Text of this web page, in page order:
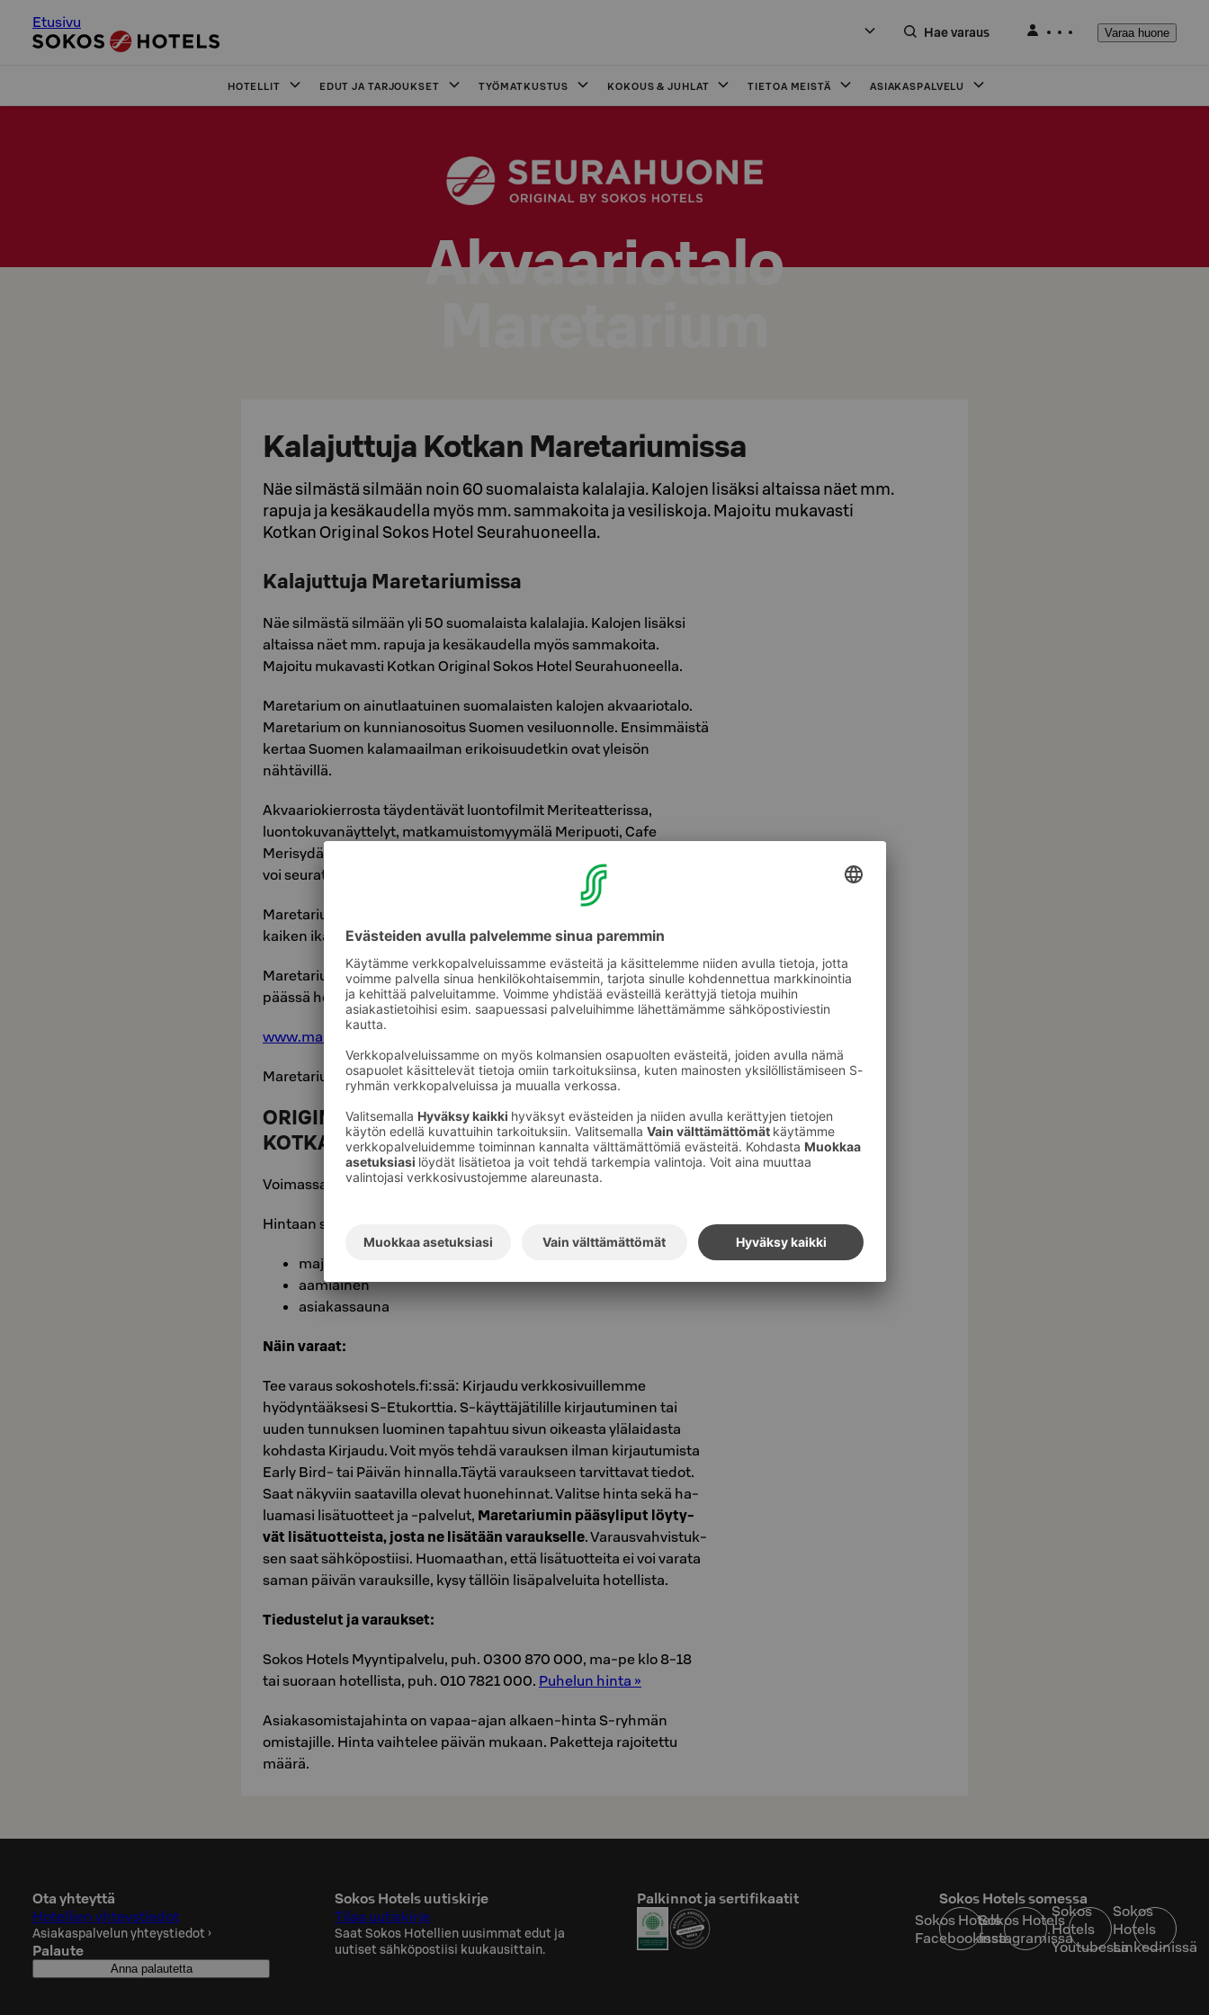
Etusivu
Hae varaus Varaa huone
HOTELLIT EDUT JA TARJOUKSET TYÖMATKUSTUS KOKOUS & JUHLAT TIETOA MEISTÄ ASIAKASPALVELU
Akvaariotalo
Kalajuttuja Kotkan Maretariumissa
Näe silmästä silmään noin 60 suomalaista kalalajia. Kalojen lisäksi altaissa näet mm.
rapuja ja kesäkaudella myös mm. sammakoita ja vesiliskoja. Majoitu mukavasti
Kotkan Original Sokos Hotel Seurahuoneella.
Kalajuttuja Maretariumissa
Näe silmästä silmään yli 50 suomalaista kalalajia. Kalojen lisäksi
altaissa näet mm. rapuja ja kesäkaudella myös sammakoita.
Majoitu mukavasti Kotkan Original Sokos Hotel Seurahuoneella.
Maretarium on ainutlaatuinen suomalaisten kalojen akvaariotalo.
Maretarium on kunnianosoitus Suomen vesiluonnolle. Ensimmäistä
kertaa Suomen kalamaailman erikoisuudetkin ovat yleisön
nähtävillä.
Akvaariokierrosta täydentävät luontofilmit Meriteatterissa,
luontokuvanäyttelyt, matkamuistomyymälä Meripuoti, Cafe
Merisydän sekä tehtävät luontokoululuokassa. Kalojen ruokintaa
voi seurata päivittäin klo 15.
Maretariumissa käynti on viihtymistä, nauttimista ja oppimista
kaiken ikäisille.
Maretarium sijaitsee meren rannalla Kotkan Sapokassa 700 m
päässä hotellista.
www.​maretarium.​fi
Ma­re­ta­riu­min au­kio­loa­jatwww.​maretarium.​fi
ORIGINAL SOKOS HOTEL SEURAHUONE,
KOTKA
Voimassa 1.1.-31.12.2026
Hin­taan si­säl­tyy:
majoitus
aamiainen
asiakassauna
Näin va­raat:
Tee varaus sokoshotels.fi:ssä: Kirjaudu verkkosivuillemme
hyödyntääksesi S-Etukorttia. S-käyttäjätilille kirjautuminen tai
uuden tunnuksen luominen tapahtuu sivun oikeasta ylälaidasta
kohdasta Kirjaudu. Voit myös tehdä varauksen ilman kirjautumista
Early Bird- tai Päivän hinnalla.Täytä va­rauk­seen tar­vit­ta­vat tie­dot.
Saat nä­ky­viin saa­ta­vil­la ole­vat huo­ne­hin­nat. Va­lit­se hinta sekä ha­
lua­ma­si li­sä­tuot­teet ja -pal­ve­lut, Ma­re­ta­riu­min pää­sy­li­put löy­ty­
vät li­sä­tuot­teis­ta, josta ne li­sä­tään va­rauk­sel­le. Va­raus­vah­vis­tuk­
sen saat säh­kö­pos­tii­si. Huo­maat­han, että li­sä­tuot­tei­ta ei voi va­ra­ta
saman päi­vän va­rauk­sil­le, kysy täl­löin li­sä­pal­ve­lui­ta ho­tel­lis­ta.
Tie­dus­te­lut ja va­rauk­set:
Sokos Ho­tels Myyn­ti­pal­ve­lu, puh. 0300 870 000, ma-pe klo 8-18
tai suo­raan ho­tel­lis­ta, puh. 010 7821 000. Pu­he­lun hinta »
Asiakasomistajahinta on vapaa-ajan al­kaen-hinta S-ryh­män
omis­ta­jil­le. Hinta vaih­te­lee päi­vän mu­kaan. Pa­ket­te­ja ra­joi­tet­tu
määrä.
Ota yhteyttä
Hotellien yhteystiedot
Asiakaspalvelun yhteystiedot ›
Palaute
Anna palautetta
Sokos Hotels uutiskirje
Tilaa uutiskirje
Saat Sokos Hotellien uusimmat edut ja
uutiset sähköpostiisi kuukausittain.
Palkinnot ja sertifikaatit
Sokos Hotels somessa
Sokos Hotels
Facebookissa
Sokos Hotels
Instagramissa
Sokos
Hotels
Youtubessa
Sokos
Hotels
Linkedinissä